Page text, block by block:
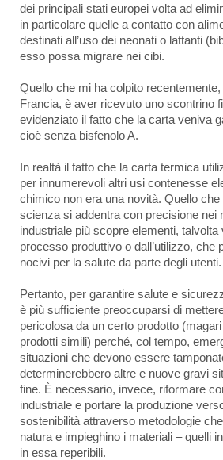
dei principali stati europei volta ad
in particolare quelle a contatto con
destinati all’uso dei neonati o lattanti
esso possa migrare nei cibi.
Quello che mi ha colpito
Francia, è aver ricevuto uno scontrino
evidenziato il fatto che la carta veniva
cioè senza bisfenolo A.
In realtà il fatto che la carta termica
per innumerevoli altri usi contenesse
chimico non era una novità. Quello
scienza si addentra con precisione nei
industriale più scopre elementi, talvolta
processo produttivo o dall’utilizzo,
nocivi per la salute da parte degli utenti.
Pertanto, per garantire salute e
è più sufficiente preoccuparsi di
pericolosa da un certo prodotto
prodotti simili) perché, col tempo,
situazioni che devono essere
determinerebbero altre e nuove gravi
fine. È necessario, invece, riformare
industriale e portare la produzione
sostenibilità attraverso metodologie
natura e impieghino i materiali – quelli
in essa reperibili.